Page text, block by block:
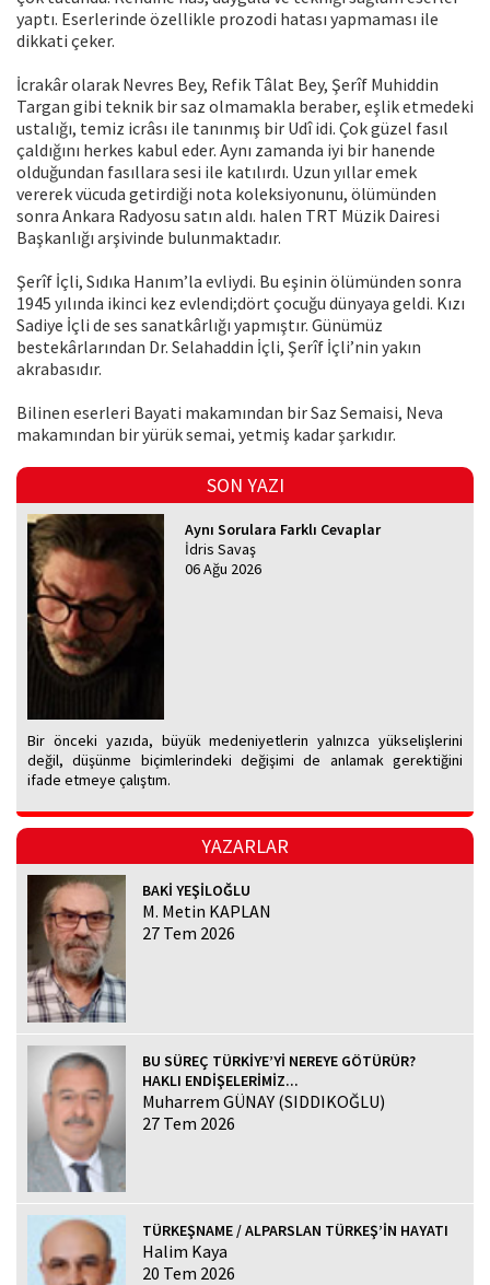
yaptı. Eserlerinde özellikle prozodi hatası yapmaması ile
dikkati çeker.
İcrakâr olarak Nevres Bey, Refik Tâlat Bey, Şerîf Muhiddin
Targan gibi teknik bir saz olmamakla beraber, eşlik etmedeki
ustalığı, temiz icrâsı ile tanınmış bir Udî idi. Çok güzel fasıl
çaldığını herkes kabul eder. Aynı zamanda iyi bir hanende
olduğundan fasıllara sesi ile katılırdı. Uzun yıllar emek
vererek vücuda getirdiği nota koleksiyonunu, ölümünden
sonra Ankara Radyosu satın aldı. halen TRT Müzik Dairesi
Başkanlığı arşivinde bulunmaktadır.
Şerîf İçli, Sıdıka Hanım’la evliydi. Bu eşinin ölümünden sonra
1945 yılında ikinci kez evlendi;dört çocuğu dünyaya geldi. Kızı
Sadiye İçli de ses sanatkârlığı yapmıştır. Günümüz
bestekârlarından Dr. Selahaddin İçli, Şerîf İçli’nin yakın
akrabasıdır.
Bilinen eserleri Bayati makamından bir Saz Semaisi, Neva
makamından bir yürük semai, yetmiş kadar şarkıdır.
SON YAZI
Aynı Sorulara Farklı Cevaplar
İdris Savaş
06 Ağu 2026
Bir önceki yazıda, büyük medeniyetlerin yalnızca yükselişlerini
değil, düşünme biçimlerindeki değişimi de anlamak gerektiğini
ifade etmeye çalıştım.
YAZARLAR
BAKİ YEŞİLOĞLU
M. Metin KAPLAN
27 Tem 2026
BU SÜREÇ TÜRKİYE’Yİ NEREYE GÖTÜRÜR?
HAKLI ENDİŞELERİMİZ...
Muharrem GÜNAY (SIDDIKOĞLU)
27 Tem 2026
TÜRKEŞNAME / ALPARSLAN TÜRKEŞ’İN HAYATI
Halim Kaya
20 Tem 2026